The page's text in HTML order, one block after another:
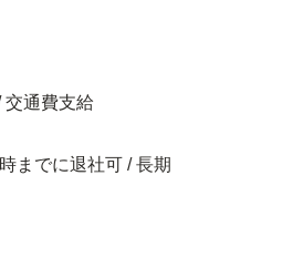
交通費支給
までに退社可 / 長期